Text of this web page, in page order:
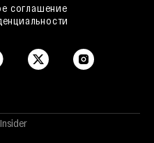
соглашение